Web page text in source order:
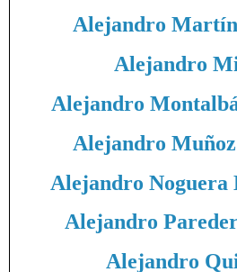
Alejandro
Alejandro
Alejandro
Alejandro
Alejandro Noguera
Alejandro
Alejandro